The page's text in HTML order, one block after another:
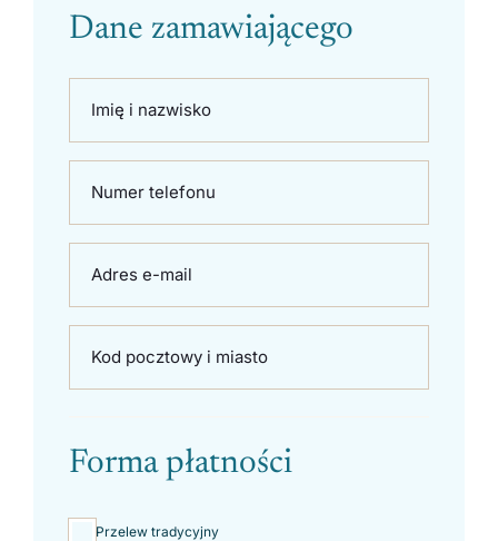
Dane zamawiającego
Imię i nazwisko
Numer telefonu
Adres e-mail
Kod pocztowy i miasto
Forma płatności
Przelew tradycyjny